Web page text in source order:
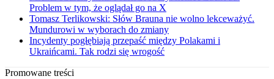
Problem w tym, że oglądał go na X
Tomasz Terlikowski: Słów Brauna nie wolno lekceważyć.
Mundurowi w wyborach do zmiany
Incydenty pogłębiają przepaść między Polakami i
Ukraińcami. Tak rodzi się wrogość
Promowane treści